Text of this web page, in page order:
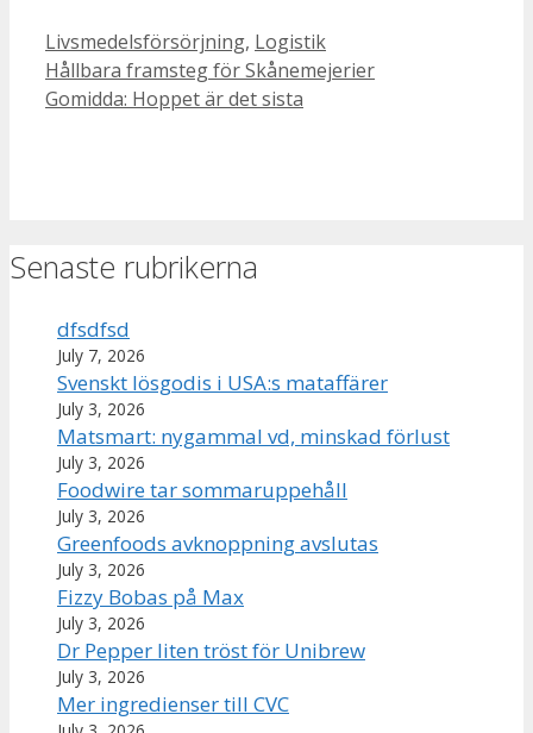
Categories
Livsmedelsförsörjning, Logistik
Hållbara framsteg för Skånemejerier
Gomidda: Hoppet är det sista
Senaste rubrikerna
dfsdfsd
July 7, 2026
Svenskt lösgodis i USA:s mataffärer
July 3, 2026
Matsmart: nygammal vd, minskad förlust
July 3, 2026
Foodwire tar sommaruppehåll
July 3, 2026
Greenfoods avknoppning avslutas
July 3, 2026
Fizzy Bobas på Max
July 3, 2026
Dr Pepper liten tröst för Unibrew
July 3, 2026
Mer ingredienser till CVC